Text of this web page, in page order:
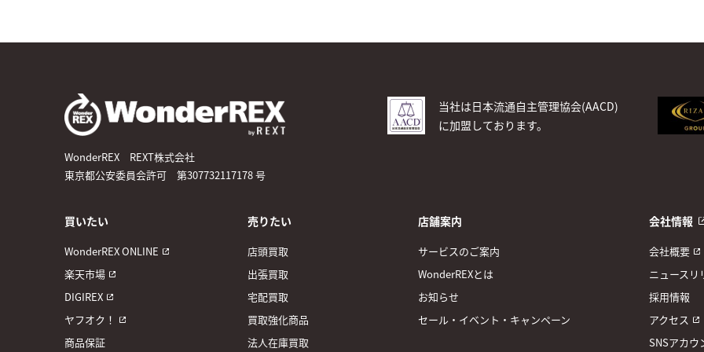
WonderREX REXT株式会社
東京都公安委員会許可 第307732117178 号
当社は日本流通自主管理協会(AACD)
に加盟しております。
買いたい
WonderREX ONLINE
楽天市場
DIGIREX
ヤフオク！
商品保証
売りたい
店頭買取
出張買取
宅配買取
買取強化商品
法人在庫買取
店舗案内
サービスのご案内
WonderREXとは
お知らせ
セール・イベント・キャンペーン
会社情報
会社概要
ニュースリ
採用情報
アクセス
SNSアカウ